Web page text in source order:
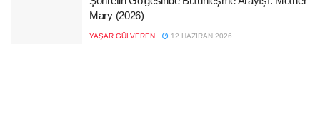
Mary (2026)
YAŞAR GÜLVEREN 12 HAZIRAN 2026